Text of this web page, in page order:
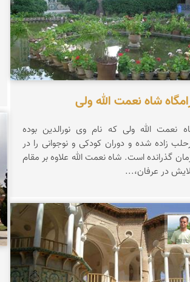
شاه نعمت الله ولی
نعمت الله ولی که نام وی نورالدین بوده
زاده شده و دوران کودکی و نوجوانی را در
گذرانده است. شاه نعمت الله علاوه بر مقام
در عرفان،...
مجید حیدری